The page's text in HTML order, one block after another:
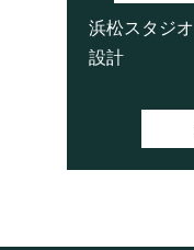
浜松スタジオ
設計